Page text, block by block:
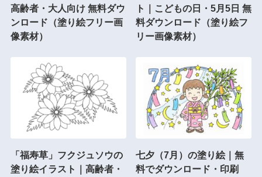
高齢者・大人向け 無料ダウ
ンロード（塗り絵フリー画
像素材）
ト｜こどもの日・5月5日 無
料ダウンロード（塗り絵フ
リー画像素材）
「福寿草」フクジュソウの
塗り絵イラスト｜高齢者・
七夕（7月）の塗り絵｜無
料でダウンロード・印刷